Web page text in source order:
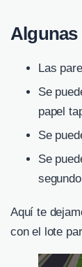
Algunas
Las
Se
papel
Se
Se
Aquí te
con el lote